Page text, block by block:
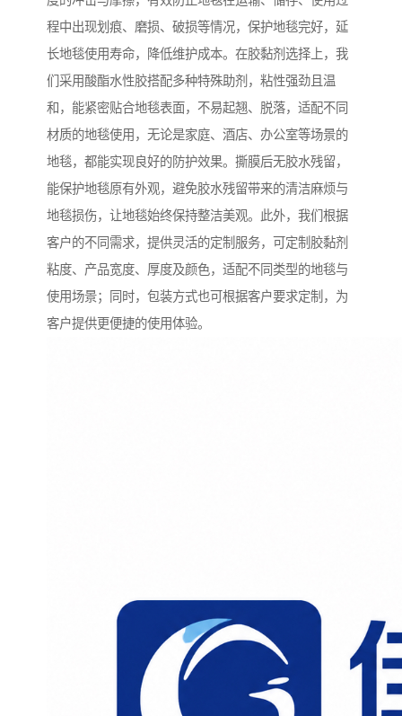
程中出现划痕、磨损、破损等情况，保护地毯完好，延
长地毯使用寿命，降低维护成本。在胶黏剂选择上，我
们采用酸酯水性胶搭配多种特殊助剂，粘性强劲且温
和，能紧密贴合地毯表面，不易起翘、脱落，适配不同
材质的地毯使用，无论是家庭、酒店、办公室等场景的
地毯，都能实现良好的防护效果。撕膜后无胶水残留，
能保护地毯原有外观，避免胶水残留带来的清洁麻烦与
地毯损伤，让地毯始终保持整洁美观。此外，我们根据
客户的不同需求，提供灵活的定制服务，可定制胶黏剂
粘度、产品宽度、厚度及颜色，适配不同类型的地毯与
使用场景；同时，包装方式也可根据客户要求定制，为
客户提供更便捷的使用体验。